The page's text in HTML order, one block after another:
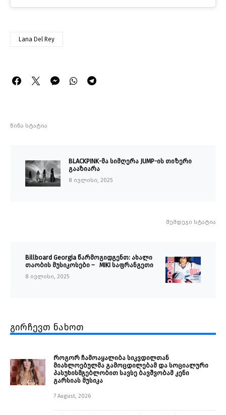
Lana Del Rey
წინა სტატია
BLACKPINK-მა სიმღერა JUMP-ის თიზერი
გააზიარა
8 ივლისი, 2025
შემდეგი სტატია
Billboard Georgia წარმოგიდგენთ: ახალი
თაობის მუსიკოსები – MIKI საფრანგეთი
8 ივლისი, 2025
გირჩევთ ნახოთ
როგორ ჩამოაყალიბა სიკვდილთან
მიახლოებულმა გამოცდილებამ და სოციალური
პასუხისმგებლობით სავსე ბავშვობამ კენი
გარსიას მუსიკა
7 August, 2026